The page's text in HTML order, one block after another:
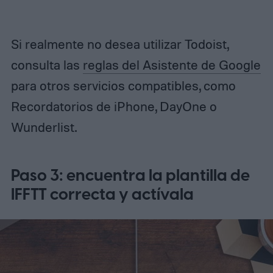
Si realmente no desea utilizar Todoist,
consulta las reglas del Asistente de Google
para otros servicios compatibles, como
Recordatorios de iPhone, DayOne o
Wunderlist.
Paso 3: encuentra la plantilla de
IFFTT correcta y actívala